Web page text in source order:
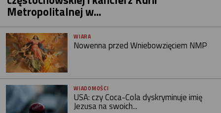
Metropolitalnej w...
WIARA
Nowenna przed Wniebowzięciem NMP
WIADOMOŚCI
USA: czy Coca-Cola dyskryminuje imię
Jezusa na swoich...